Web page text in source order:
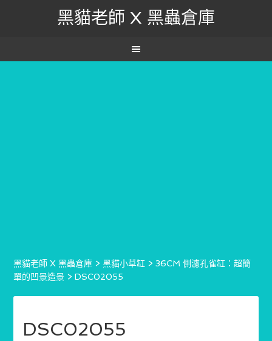
黑貓老師 X 黑蟲倉庫
黑貓老師 X 黑蟲倉庫 >黑貓小草缸 >36CM 側濾孔雀缸：超簡
單的凹景造景 >DSC02055
DSC02055